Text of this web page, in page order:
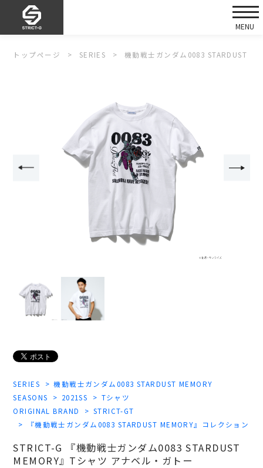
トップページ SERIES 機動戦士ガンダム0083 STARDUST
SERIES
機動戦士ガンダム0083 STARDUST MEMORY
SEASONS
2021SS
Tシャツ
ORIGINAL BRAND
STRICT-GT
『機動戦士ガンダム0083 STARDUST MEMORY』コレクション
STRICT-G 『機動戦士ガンダム0083 STARDUST
MEMORY』Tシャツ アナベル・ガトー